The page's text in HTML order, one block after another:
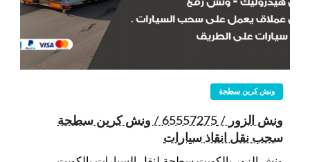
ونش كرين سطحة
ونش الزور / 65557275 / ونش كرين سطحة
سحب نقل انقاذ سيارات